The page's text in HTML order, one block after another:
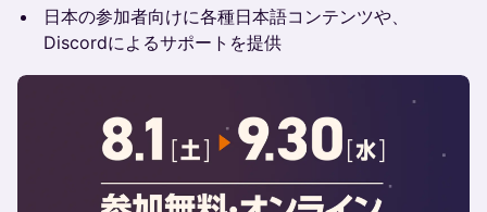
日本の参加者向けに各種日本語コンテンツや、
Discordによるサポートを提供